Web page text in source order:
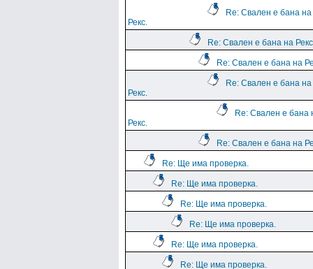
Re: Свален е бана на
Рекс.
Re: Свален е бана на
Re: Свален е бана на
Re: Свален е бана на
Рекс.
Re: Свален е бана
Рекс.
Re: Свален е бана на
Re: Ще има проверка.
Re: Ще има проверка.
Re: Ще има проверка.
Re: Ще има проверка.
Re: Ще има проверка.
Re: Ще има проверка.